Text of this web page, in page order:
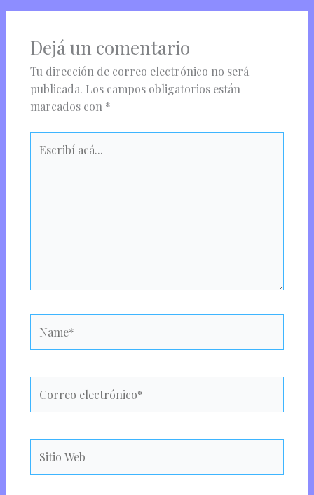
Dejá un comentario
Tu dirección de correo electrónico no será
publicada. Los campos obligatorios están
marcados con *
acá...
electrónico*
Web